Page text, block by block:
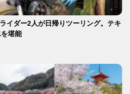
イダー2人が日帰りツーリング。テキ
堪能